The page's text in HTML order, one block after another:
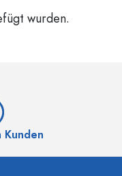
wurden.
Kunden